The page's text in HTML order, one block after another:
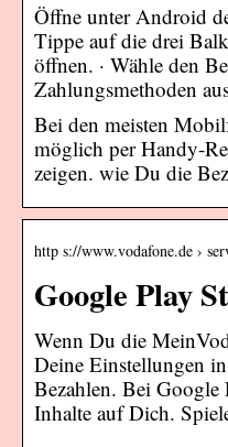
Öffne unter Android
Tippe auf die drei
öffnen. · Wähle den
Zahlungsmethoden
Bei den meisten
möglich per Handy-
zeigen. wie Du die
http s://www.vodafone.de ›
Google Play
Wenn Du die
Deine Einstellungen
Bezahlen. Bei Google
Inhalte auf Dich.